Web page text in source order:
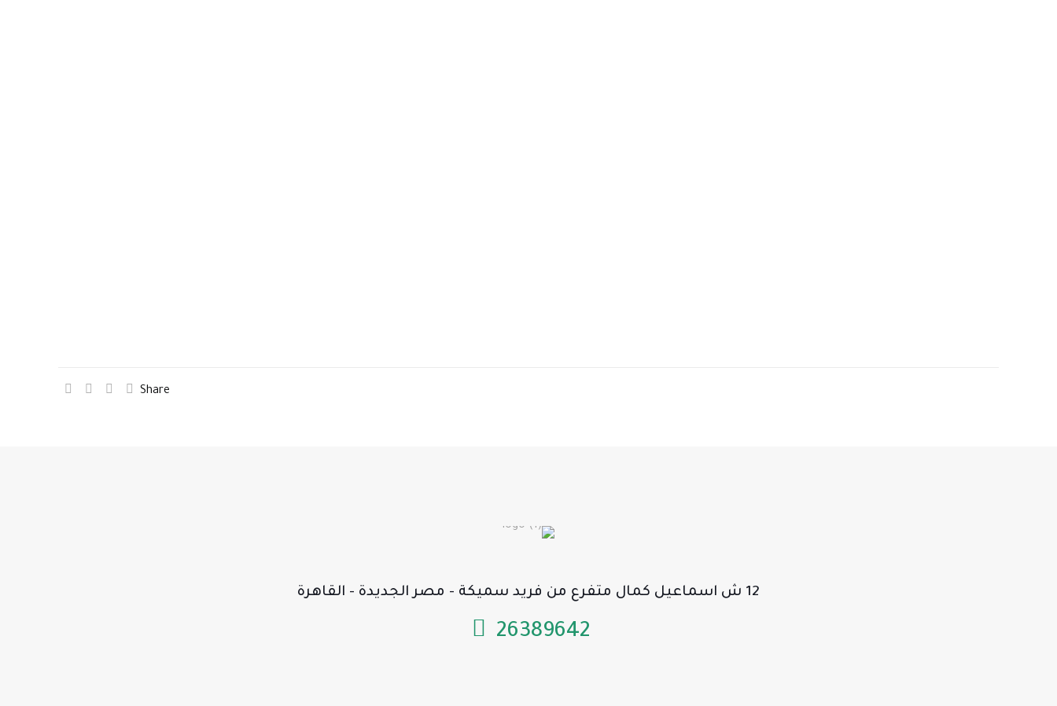
Share
12 ش اسماعيل كمال متفرع من فريد سميكة - مصر الجديدة - القاهرة
26389642